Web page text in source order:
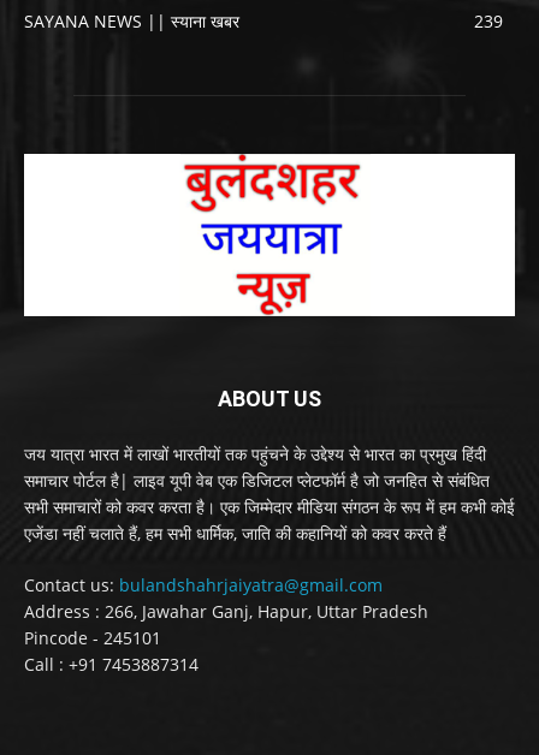
SAYANA NEWS || स्याना खबर
239
ABOUT US
जय यात्रा भारत में लाखों भारतीयों तक पहुंचने के उद्देश्य से भारत का प्रमुख हिंदी
समाचार पोर्टल है| लाइव यूपी वेब एक डिजिटल प्लेटफॉर्म है जो जनहित से संबंधित
सभी समाचारों को कवर करता है। एक जिम्मेदार मीडिया संगठन के रूप में हम कभी कोई
एजेंडा नहीं चलाते हैं, हम सभी धार्मिक, जाति की कहानियों को कवर करते हैं
Contact us: bulandshahrjaiyatra@gmail.com
Address : 266, Jawahar Ganj, Hapur, Uttar Pradesh
Pincode - 245101
Call : +91 7453887314